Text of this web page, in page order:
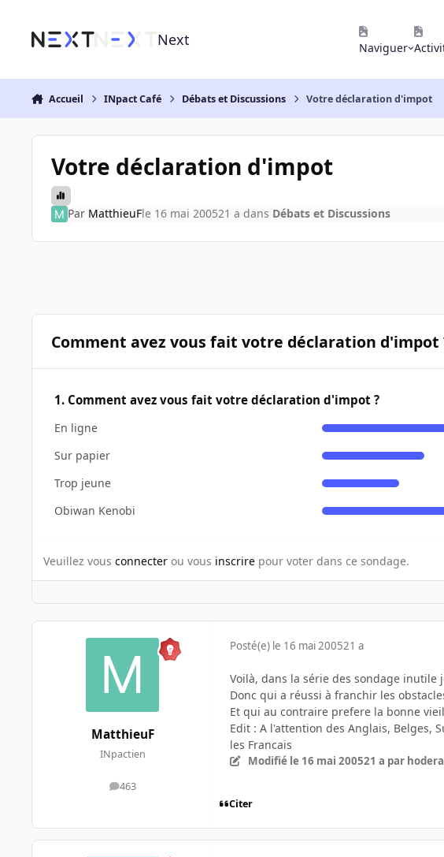
Next Naviguer
Accueil INpact Café Débats et Discussions Votre déclaration d'impot
Votre déclaration d'impot
Par MatthieuFle 16 mai 200521 a dans Débats et Discussions
Comment avez vous fait votre déclaration d'impot
1. Comment avez vous fait votre déclaration d'impot ?
En ligne
Sur papier
Trop jeune
Obiwan Kenobi
Veuillez vous connecter ou vous inscrire pour voter dans ce sondage.
MatthieuF
INpactien
463
messages
Posté(e) le 16 mai 200521 a
Voilà, dans la série des sondage inutile
Donc qui a réussi à franchir les
Et qui au contraire prefere la bonne
Edit : A l'attention des Anglais, Belges,
les Francais
Modifié le 16 mai 200521 a par
Citer